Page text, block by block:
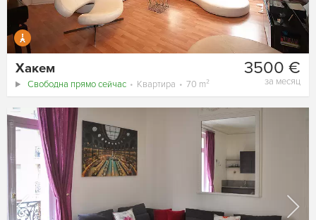
3500 €
за месяц
Хакем
Свободна прямо сейчас Квартира 70 m²